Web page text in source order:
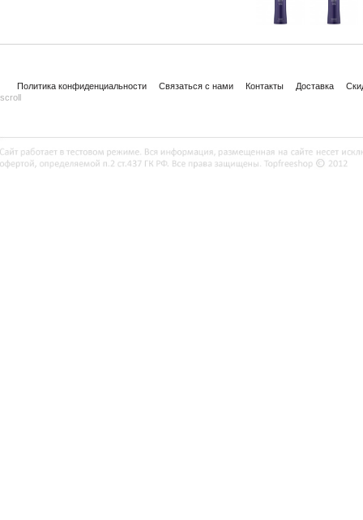
Политика конфиденциальности Связаться с нами Контакты Доставка
scroll